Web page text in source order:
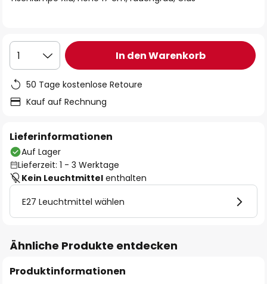
1 In den Warenkorb
50 Tage kostenlose Retoure
Kauf auf Rechnung
Lieferinformationen
Auf Lager
Lieferzeit: 1 - 3 Werktage
Kein Leuchtmittel enthalten
E27 Leuchtmittel wählen
Ähnliche Produkte entdecken
Produktinformationen